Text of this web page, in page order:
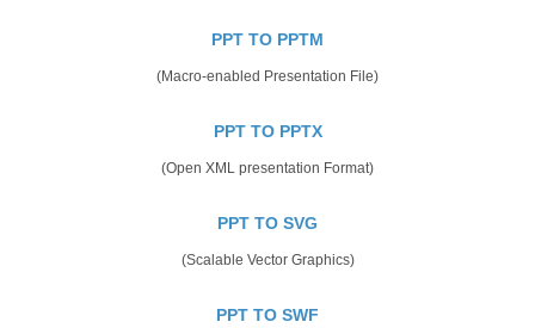
PPT TO PPTM
(Macro-enabled Presentation File)
PPT TO PPTX
(Open XML presentation Format)
PPT TO SVG
(Scalable Vector Graphics)
PPT TO SWF